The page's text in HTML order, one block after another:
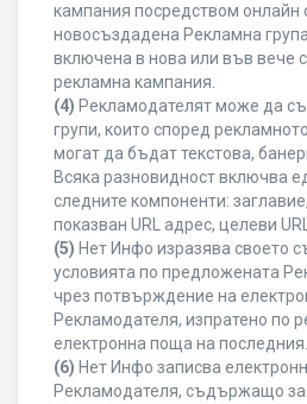
кампания посредством онлайн
новосъздадена Рекламна
включена в нова или във вече
рекламна кампания.
(4) Рекламодателят може да
групи, които според
могат да бъдат текстова,
Всяка разновидност включва
следните компоненти:
показван URL адрес, целеви
(5) Нет Инфо изразява своето
условията по предложената
чрез потвърждение на
Рекламодателя, изпратено по
електронна поща на последния.
(6) Нет Инфо записва
Рекламодателя, съдържащо